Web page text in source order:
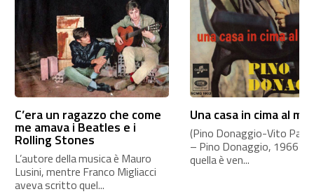
C’era un ragazzo che come
me amava i Beatles e i
Rolling Stones
L’autore della musica è Mauro
Lusini, mentre Franco Migliacci
aveva scritto quel...
Una casa in cima al
(Pino Donaggio-Vito
– Pino Donaggio, 1966
quella è ven...